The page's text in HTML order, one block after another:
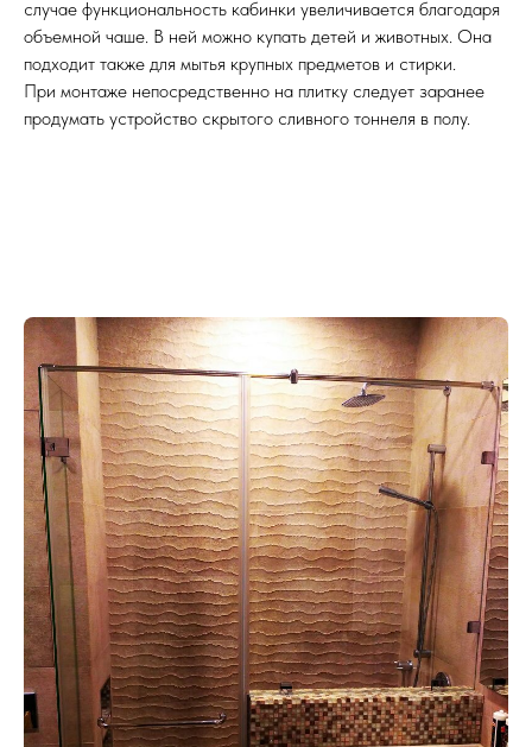
случае функциональность кабинки увеличивается благодаря
объемной чаше. В ней можно купать детей и животных. Она
подходит также для мытья крупных предметов и стирки.
При монтаже непосредственно на плитку следует заранее
продумать устройство скрытого сливного тоннеля в полу.